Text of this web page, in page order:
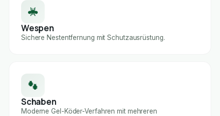
Wespen
Sichere Nestentfernung mit Schutzausrüstung.
Schaben
Moderne Gel-Köder-Verfahren mit mehreren